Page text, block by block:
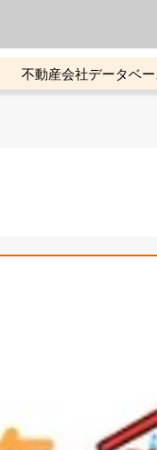
不動産会社データベー